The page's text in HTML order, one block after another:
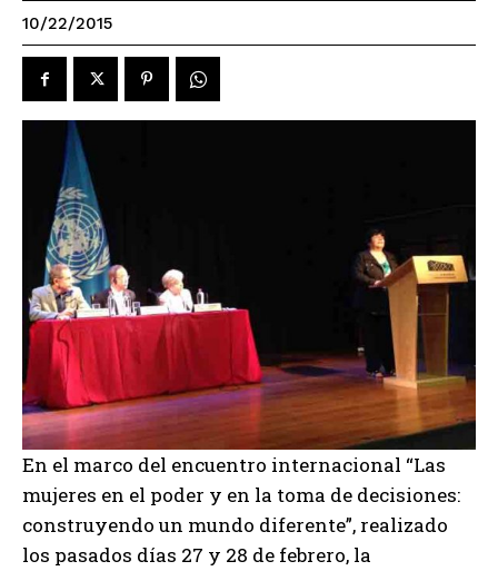
10/22/2015
En el marco del encuentro internacional “Las
mujeres en el poder y en la toma de decisiones:
construyendo un mundo diferente”, realizado
los pasados días 27 y 28 de febrero, la